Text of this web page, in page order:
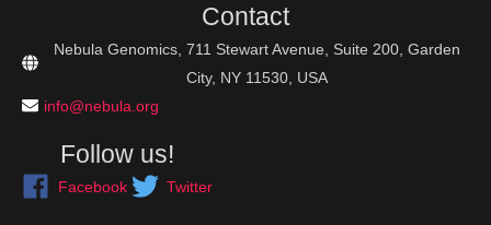
Contact
Nebula Genomics, 711 Stewart Avenue, Suite 200, Garden
City, NY 11530, USA
info@nebula.org
Follow us!
Facebook Twitter